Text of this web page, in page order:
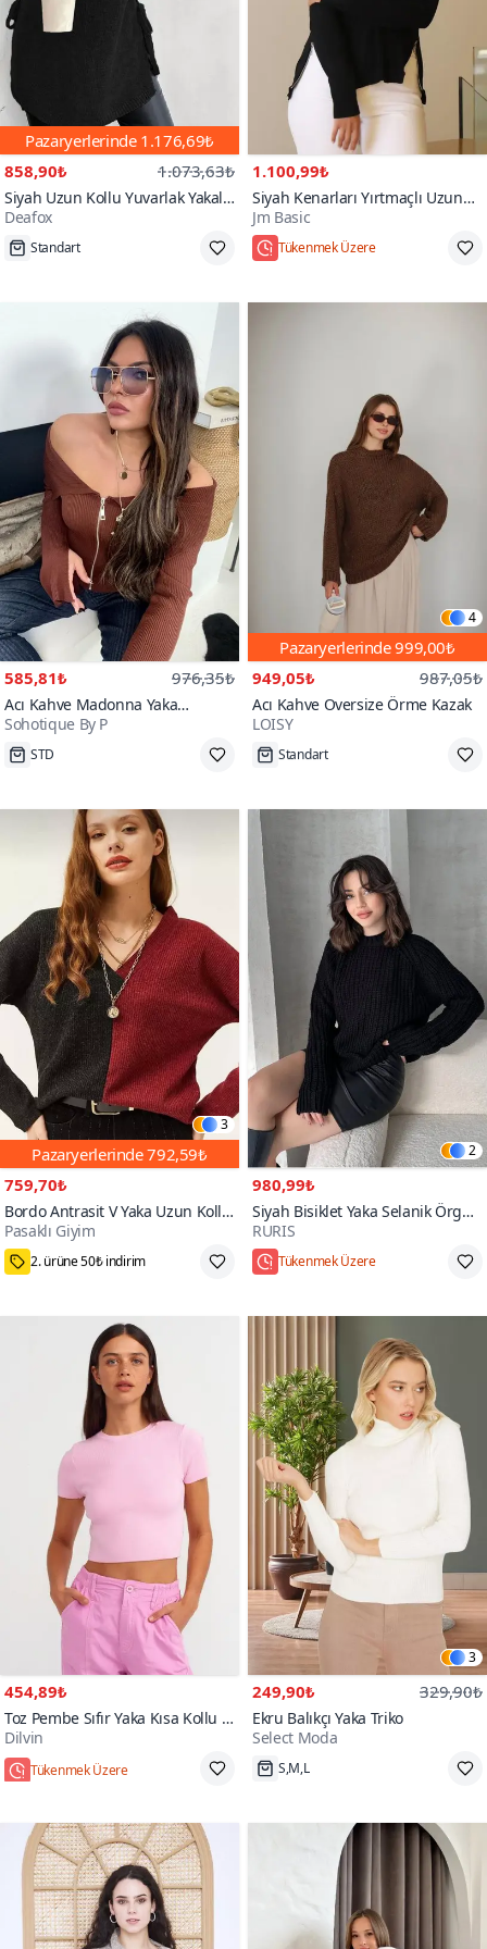
Pazaryerlerinde 1.176,69₺
858,90₺
1.073,63₺
Siyah Uzun Kollu Yuvarlak Yakalı
Yanlardan Bağcıklı Triko Bluz
Deafox
Standart
1.100,99₺
Siyah Kenarları Yırtmaçlı Uzun
Kollu Triko Bluz
Jm Basic
Tükenmek Üzere
585,81₺ 976,35₺
Acı Kahve Madonna Yaka
Fermuarlı Fitilli Kazak
Sohotique By P
STD
4
Pazaryerlerinde999,00₺
949,05₺
987,05₺
Acı Kahve Oversize Örme Kazak
LOISY
Standart
3
Pazaryerlerinde792,59₺
759,70₺
Bordo Antrasit V Yaka Uzun Kollu
Iki Renkli Kışlık Kazak
Pasaklı Giyim
1000+
2. ürüne 50₺ indirim
2
980,99₺
Siyah Bisiklet Yaka Selanik Örgü
Comfort Triko Kazak
RURIS
Tükenmek Üzere
454,89₺
Toz Pembe Sıfır Yaka Kısa Kollu T-
shirt
Dilvin
Tükenmek Üzere
3
249,90₺ 329,90₺
Ekru Balıkçı Yaka Triko
Select Moda
S,M,L